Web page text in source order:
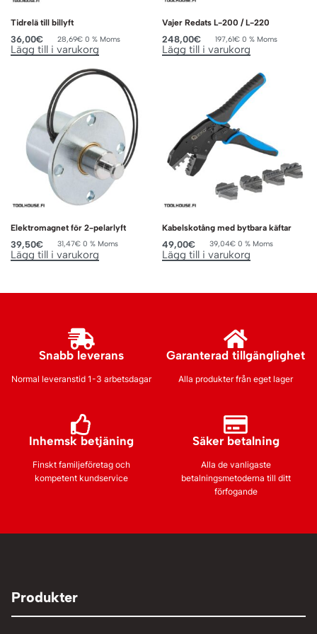
Tidrelä till billyft
36,00€ 28,69€ 0 % Moms
Lägg till i varukorg
Vajer Redats L-200 / L-220
248,00€ 197,61€ 0 % Moms
Lägg till i varukorg
Elektromagnet för 2-pelarlyft
39,50€ 31,47€ 0 % Moms
Lägg till i varukorg
Kabelskotång med bytbara käftar
49,00€ 39,04€ 0 % Moms
Lägg till i varukorg
Snabb leverans
Normal leveranstid 1-3 arbetsdagar
Garanterad tillgänglighet
Alla produkter från eget lager
Inhemsk betjäning
Finskt familjeföretag och
kompetent kundservice
Säker betalning
Alla de vanligaste
betalningsmetoderna till ditt
förfogande
Produkter